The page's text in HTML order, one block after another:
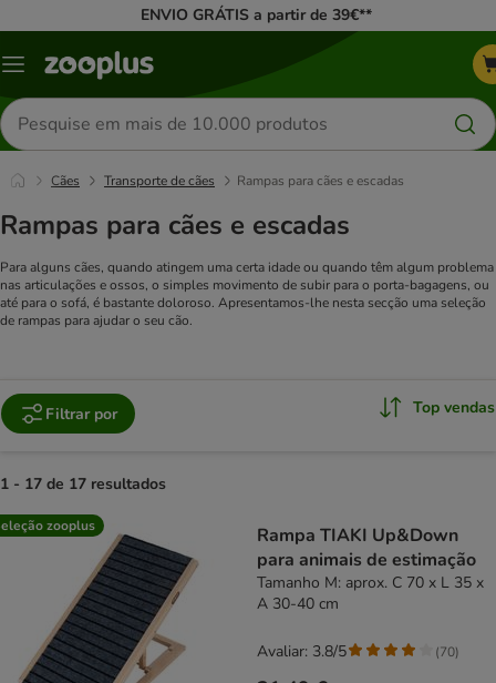
ENVIO GRÁTIS a partir de 39€**
Menu
Pesquisar
produtos
Cães Transporte de cães Rampas para cães e escadas
Rampas para cães e escadas
Para alguns cães, quando atingem uma certa idade ou quando têm algum problema
nas articulações e ossos, o simples movimento de subir para o porta-bagagens, ou
até para o sofá, é bastante doloroso. Apresentamos-lhe nesta secção uma seleção
de rampas para ajudar o seu cão.
Filtrar por Top vendas
1 - 17 de 17 resultados
product items have been changed
zooplus
Rampa TIAKI Up&Down
para animais de estimação
Tamanho M: aprox. C 70 x L 35 x
A 30-40 cm
Avaliar: 3.8/5 (70)